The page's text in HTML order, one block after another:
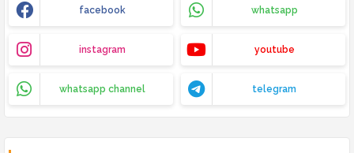
facebook whatsapp
instagram youtube
whatsapp channel telegram